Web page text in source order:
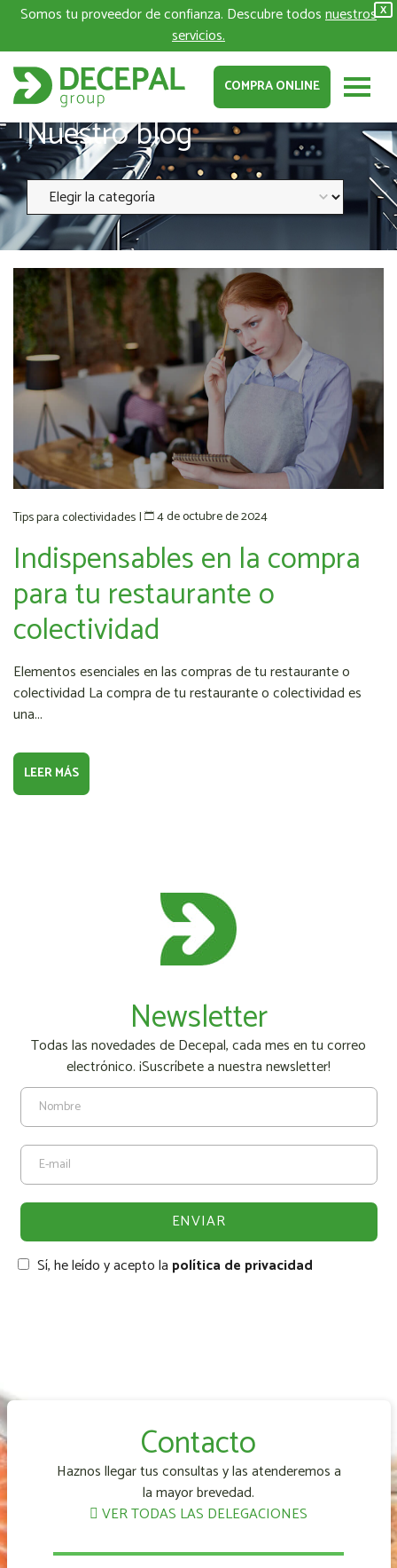
X
Somos tu proveedor de confianza. Descubre todosnuestros
servicios.
COMPRA ONLINE
Nuestro blog
Tips para colectividades| 4 de octubre de 2024
Indispensables en la compra
para tu restaurante o
colectividad
Elementos esenciales en las compras de tu restaurante o
colectividad La compra de tu restaurante o colectividad es
una...
LEER MÁS
Newsletter
Todas las novedades de Decepal, cada mes en tu correo
electrónico. ¡Suscríbete a nuestra newsletter!
Sí, he leído y acepto la política de privacidad
Contacto
Haznos llegar tus consultas y las atenderemos a
la mayor brevedad.
VER TODAS LAS DELEGACIONES